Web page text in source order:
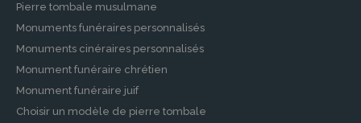
Pierre tombale musulmane
Monuments funéraires personnalisés
Monuments cinéraires personnalisés
Monument funéraire chrétien
Monument funéraire juif
Choisir un modèle de pierre tombale